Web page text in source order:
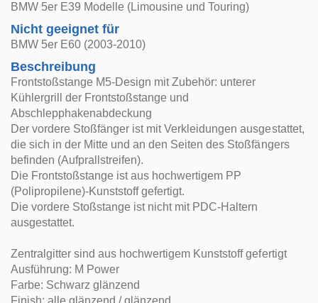
BMW 5er E39 Modelle (Limousine und Touring)
Nicht geeignet für
BMW 5er E60 (2003-2010)
Beschreibung
Frontstoßstange M5-Design mit Zubehör: unterer
Kühlergrill der Frontstoßstange und
Abschlepphakenabdeckung
Der vordere Stoßfänger ist mit Verkleidungen ausgestattet,
die sich in der Mitte und an den Seiten des Stoßfängers
befinden (Aufprallstreifen).
Die Frontstoßstange ist aus hochwertigem PP
(Polipropilene)-Kunststoff gefertigt.
Die vordere Stoßstange ist nicht mit PDC-Haltern
ausgestattet.
Zentralgitter sind aus hochwertigem Kunststoff gefertigt
Ausführung: M Power
Farbe: Schwarz glänzend
Finish: alle glänzend / glänzend